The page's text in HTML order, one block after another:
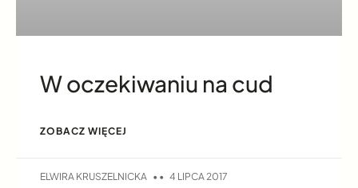
W oczekiwaniu na cud
ZOBACZ WIĘCEJ
ELWIRA KRUSZELNICKA 4 LIPCA 2017